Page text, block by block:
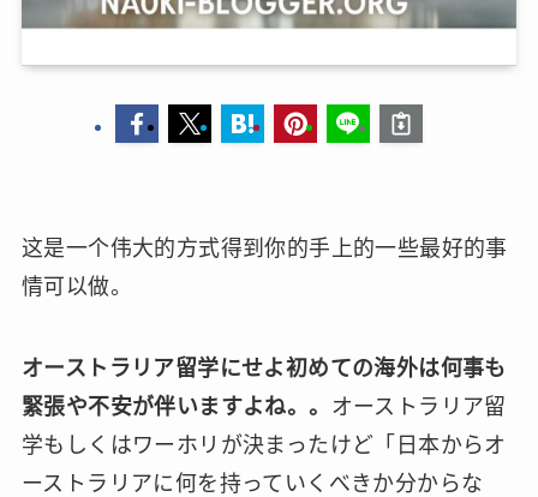
这是一个伟大的方式得到你的手上的一些最好的事
情可以做。
オーストラリア留学にせよ初めての海外は何事も
緊張や不安が伴いますよね。。 オーストラリア留
学もしくはワーホリが決まったけど「日本からオ
ーストラリアに何を持っていくべきか分からな